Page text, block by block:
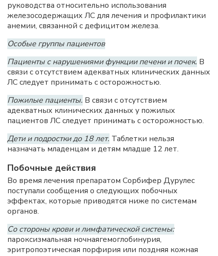
руководства относительно использования
железосодержащих ЛС для лечения и профилактики
анемии, связанной с дефицитом железа.
Особые группы пациентов
Пациенты с нарушениями функции печени и почек. В
связи с отсутствием адекватных клинических данных
ЛС следует принимать с осторожностью.
Пожилые пациенты. В связи с отсутствием
адекватных клинических данных у пожилых
пациентов ЛС следует принимать с осторожностью.
Дети и подростки до 18 лет. Таблетки нельзя
назначать младенцам и детям младше 12 лет.
Побочные действия
Во время лечения препаратом Сорбифер Дурулес
поступали сообщения о следующих побочных
эффектах, которые приводятся ниже по системам
органов.
Со стороны крови и лимфатической системы:
пароксизмальная ночнаягемоглобинурия,
эритропоэтическая порфирия или поздняя кожная